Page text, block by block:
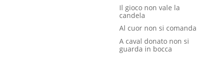
Il gioco non vale la
candela
Al cuor non si comanda
A caval donato non si
guarda in bocca